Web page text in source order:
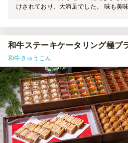
けされており、大満足でした。 味も美
和牛ステーキケータリング極プ
和牛きゅうこん